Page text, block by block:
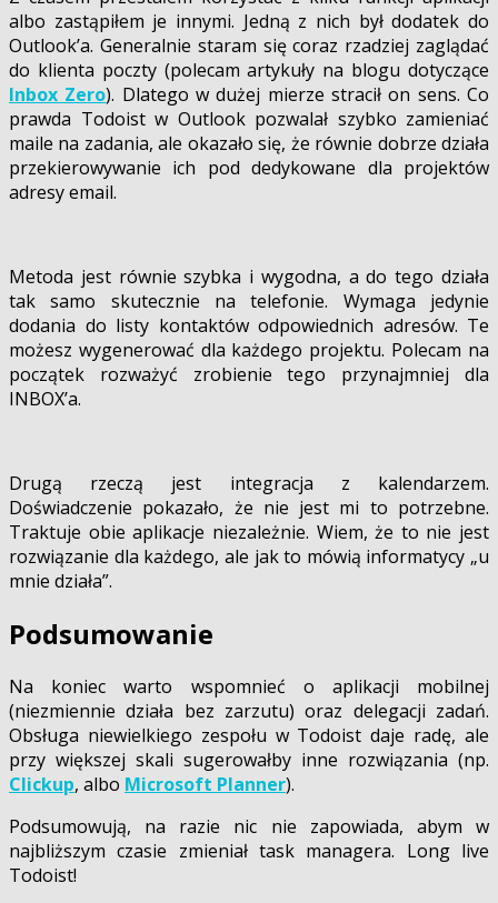
albo zastąpiłem je innymi. Jedną z nich był dodatek do
Outlook’a. Generalnie staram się coraz rzadziej zaglądać
do klienta poczty (polecam artykuły na blogu dotyczące
Inbox Zero). Dlatego w dużej mierze stracił on sens. Co
prawda Todoist w Outlook pozwalał szybko zamieniać
maile na zadania, ale okazało się, że równie dobrze działa
przekierowywanie ich pod dedykowane dla projektów
adresy email.
Metoda jest równie szybka i wygodna, a do tego działa
tak samo skutecznie na telefonie. Wymaga jedynie
dodania do listy kontaktów odpowiednich adresów. Te
możesz wygenerować dla każdego projektu. Polecam na
początek rozważyć zrobienie tego przynajmniej dla
INBOX’a.
Drugą rzeczą jest integracja z kalendarzem.
Doświadczenie pokazało, że nie jest mi to potrzebne.
Traktuje obie aplikacje niezależnie. Wiem, że to nie jest
rozwiązanie dla każdego, ale jak to mówią informatycy „u
mnie działa”.
Podsumowanie
Na koniec warto wspomnieć o aplikacji mobilnej
(niezmiennie działa bez zarzutu) oraz delegacji zadań.
Obsługa niewielkiego zespołu w Todoist daje radę, ale
przy większej skali sugerowałby inne rozwiązania (np.
Clickup, albo Microsoft Planner).
Podsumowują, na razie nic nie zapowiada, abym w
najbliższym czasie zmieniał task managera. Long live
Todoist!